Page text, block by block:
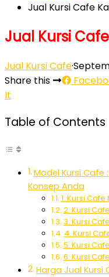
Jual Kursi Cafe
Jual Kursi
Jual Kursi Cafe·
Share this
It
Table of Contents
Model Kursi Cafe
Konsep Anda
1. Kursi
2. Kursi
3. Kursi
4. Kursi
5. Kursi
6. Kursi
Harga Jual Kursi